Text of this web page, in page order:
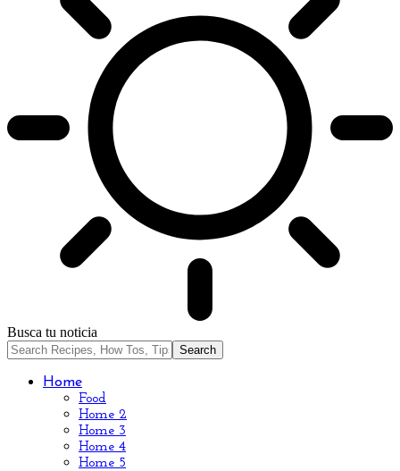
Busca tu noticia
Home
Food
Home 2
Home 3
Home 4
Home 5